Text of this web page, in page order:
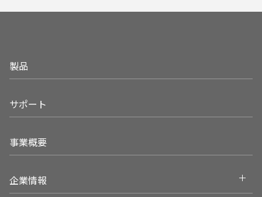
製品
サポート
事業概要
企業情報